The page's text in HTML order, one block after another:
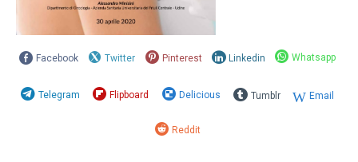
Facebook Twitter Pinterest Linkedin Whatsapp
Telegram Flipboard Delicious Tumblr Email
Reddit